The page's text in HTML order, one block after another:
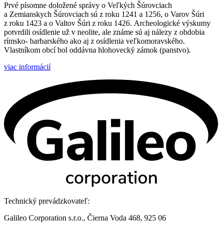
Prvé písomne doložené správy o Veľkých Šúrovciach
a Zemianskych Šúrovciach sú z roku 1241 a 1256, o Varov Šúri
z roku 1423 a o Valtov Šúri z roku 1426. Archeologické výskumy
potvrdili osídlenie už v neolite, ale známe sú aj nálezy z obdobia
rímsko- barbarského ako aj z osídlenia veľkomoravského.
Vlastníkom obcí bol oddávna hlohovecký zámok (panstvo).
viac informácií
Technický prevádzkovateľ:
Galileo Corporation s.r.o., Čierna Voda 468, 925 06